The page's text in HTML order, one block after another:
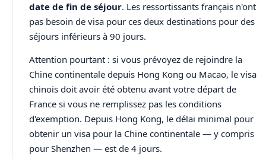
date de fin de séjour. Les ressortissants français n'ont
pas besoin de visa pour ces deux destinations pour des
séjours inférieurs à 90 jours.
Attention pourtant : si vous prévoyez de rejoindre la
Chine continentale depuis Hong Kong ou Macao, le visa
chinois doit avoir été obtenu avant votre départ de
France si vous ne remplissez pas les conditions
d'exemption. Depuis Hong Kong, le délai minimal pour
obtenir un visa pour la Chine continentale — y compris
pour Shenzhen — est de 4 jours.